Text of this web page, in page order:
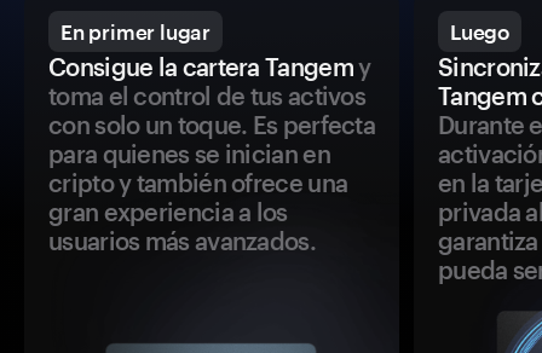
En primer lugar
Consigue la cartera Tangemy
toma el control de tus activos
con solo un toque. Es perfecta
para quienes se inician en
cripto y también ofrece una
gran experiencia a los
usuarios más avanzados.
Luego
Tangem
Durante
en la
privada
pueda